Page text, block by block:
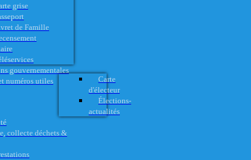
grise
de Famille
gouvernementales
numéros utiles
Carte
d'électeur
Élections-
actualités
collecte déchets &